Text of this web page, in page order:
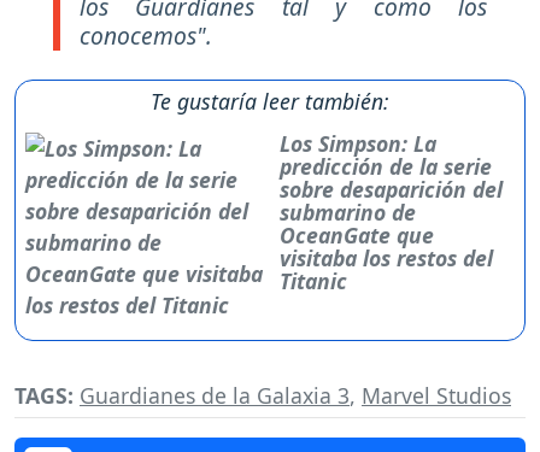
conocemos".
Te gustaría leer también:
Los Simpson: La
predicción de la serie
sobre desaparición del
submarino de
OceanGate que
visitaba los restos del
Titanic
TAGS: Guardianes de la Galaxia 3, Marvel Studios